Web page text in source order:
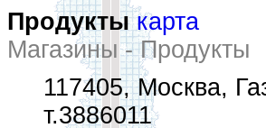
Продукты карта
Магазины - Продукты
117405, Москва,
т.3886011